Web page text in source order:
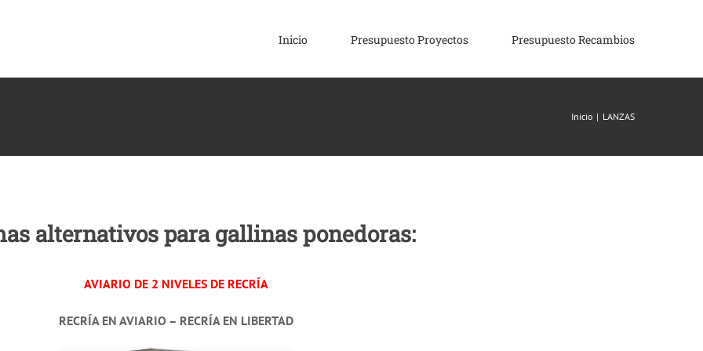
Inicio Presupuesto Proyectos Presupuesto Recambios
Inicio | LANZAS
alternativos para gallinas ponedoras:
AVIARIO DE 2 NIVELES DE RECRÍA
RECRÍA EN AVIARIO – RECRÍA EN LIBERTAD